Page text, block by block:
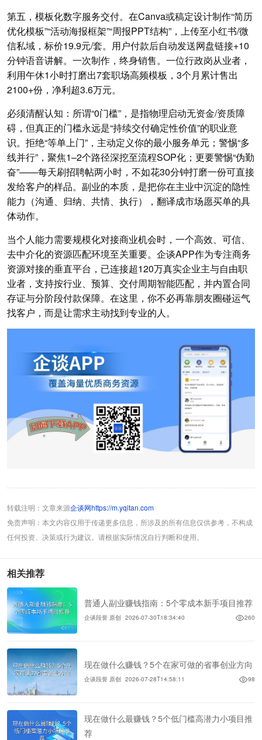
第五，模板化数字服务交付。在Canva或稿定设计制作“简历
优化模板”“活动海报框架”“周报PPT结构”，上传至小红书/微
信私域，标价19.9元/套。用户付款后自动发送网盘链接+10
分钟语音讲解。一次制作，终身销售。一位行政岗从业者，
利用午休1小时打磨出7套职场高频模板，3个月累计售出
2100+份，净利超3.6万元。
必须清醒认知：所谓“0门槛”，是指物理启动无资金/资质障
碍，但真正的门槛永远是“持续交付确定性价值”的职业意
识。拒绝“等单上门”，主动定义你的最小服务单元；警惕“多
线并行”，聚焦1–2个路径深挖至流程SOP化；更要警惕“伪勤
奋”——每天刷招聘帖两小时，不如花30分钟打磨一份可直接
发给客户的样品。副业的本质，是把你在主业中沉淀的隐性
能力（沟通、归纳、共情、执行），翻译成市场愿买单的具
体动作。
当个人能力需要规模化对接商业机会时，一个高效、可信、
去中介化的资源匹配环境至关重要。企谈APP作为专注商务
资源对接的垂直平台，已连接超120万真实企业主与自由职
业者，支持按行业、预算、交付周期智能匹配，并内置合同
存证与分阶段付款保障。在这里，你不必再靠朋友圈碰运气
找客户，而是让需求主动找到专业的人。
转载注明：文章来源企谈网https://m.yqitan.com
免责声明：本文内容仅用于传递更多信息，所涉及的所有信息仅供参考，不构成
任何投资、决策或行为建议。请根据实际情况自行判断和使用。
相关推荐
普通人副业赚钱指南：5个零成本新手项目推荐
企谈段誉 原创 2026-07-30T18:34:40 260
现在做什么赚钱？5个在家可做的省事创业方向
企谈段誉 原创 2026-07-28T14:58:11 98
现在做什么最赚钱？5个低门槛高潜力小项目推
荐